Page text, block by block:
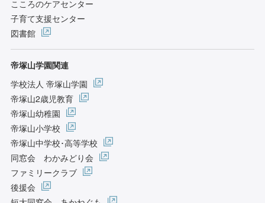
こころのケアセンター
子育て支援センター
図書館
帝塚山学園関連
学校法人 帝塚山学園
帝塚山2歳児教育
帝塚山幼稚園
帝塚山小学校
帝塚山中学校･高等学校
同窓会 わかみどり会
ファミリークラブ
後援会